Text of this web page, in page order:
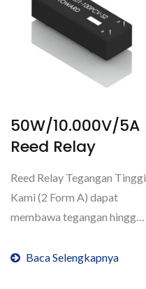
50W/10.000V/5A
Reed Relay
Reed Relay Tegangan Tinggi
Kami (2 Form A) dapat
membawa tegangan hingga
Baca Selengkapnya